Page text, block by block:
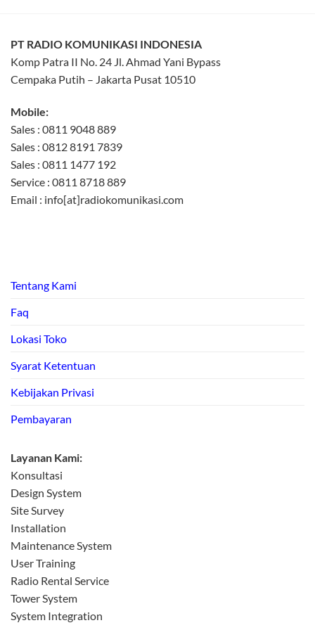
PT RADIO KOMUNIKASI INDONESIA
Komp Patra II No. 24 Jl. Ahmad Yani Bypass
Cempaka Putih – Jakarta Pusat 10510
Mobile:
Sales : 0811 9048 889
Sales : 0812 8191 7839
Sales : 0811 1477 192
Service : 0811 8718 889
Email : info[at]radiokomunikasi.com
Tentang Kami
Faq
Lokasi Toko
Syarat Ketentuan
Kebijakan Privasi
Pembayaran
Layanan Kami:
Konsultasi
Design System
Site Survey
Installation
Maintenance System
User Training
Radio Rental Service
Tower System
System Integration